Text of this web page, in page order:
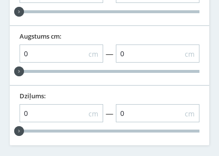
Augstums cm:
cm — cm
Dziļums:
cm — cm